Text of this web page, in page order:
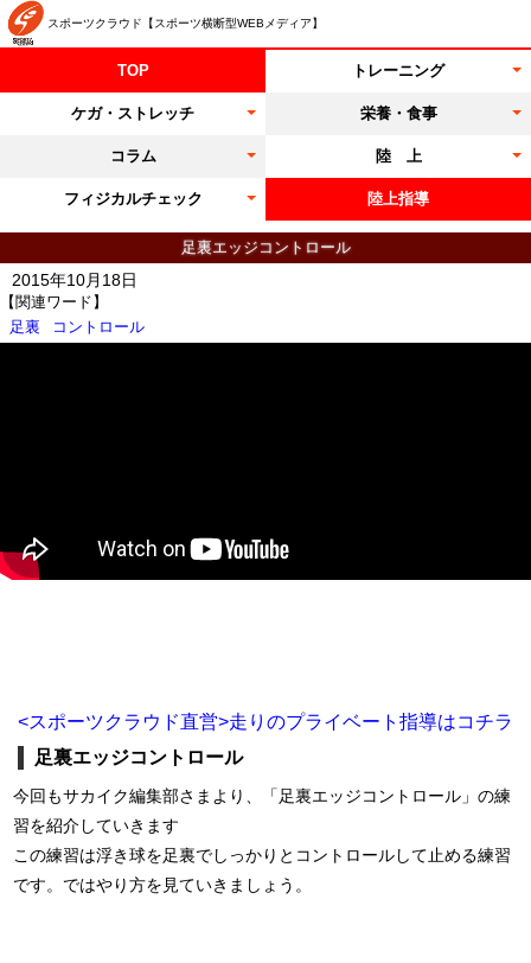
スポーツクラウド【スポーツ横断型WEBメディア】
TOP トレーニング
ケガ・ストレッチ 栄養・食事
コラム 陸 上
フィジカルチェック 陸上指導
足裏エッジコントロール
【関連ワード】
足裏
コントロール
2015年10月18日
<スポーツクラウド直営>走りのプライベート指導はコチラ
足裏エッジコントロール
今回もサカイク編集部さまより、「足裏エッジコントロール」の練
習を紹介していきます
この練習は浮き球を足裏でしっかりとコントロールして止める練習
です。ではやり方を見ていきましょう。